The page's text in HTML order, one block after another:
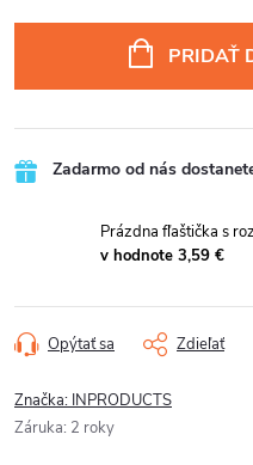
PRIDAŤ
Zadarmo od nás
Prázdna fľaštička s
v hodnote 3,59 €
Opýtať sa Zdieľať
Značka: INPRODUCTS
Záruka: 2 roky